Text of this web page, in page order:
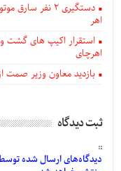
دستگيری ۲
اهر
استقرار اکیپ های گشت و
اهرچای
بازدید معاون وزیر صمت
ثبت دیدگاه
دیدگاه‌هایارسالشده